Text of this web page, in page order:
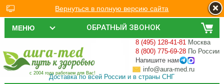
ОБРАТНЫЙ ЗВОНОК
МЕНЮ
с 2004 года работаем для Вас!
8 (495) 128-41-81 Москва
8 (800) 775-69-28 По России
Напишите нам
info@aura-med.ru
Доставка по всей России и в страны СНГ
Вернуться в полную версию сайта